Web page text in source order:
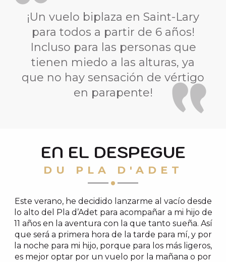
¡Un vuelo biplaza en Saint-Lary
para todos a partir de 6 años!
Incluso para las personas que
tienen miedo a las alturas, ya
que no hay sensación de vértigo
en parapente!
EN EL DESPEGUE
DU PLA D'ADET
Este verano, he decidido lanzarme al vacío desde
lo alto del Pla d’Adet para acompañar a mi hijo de
11 años en la aventura con la que tanto sueña. Así
que será a primera hora de la tarde para mí, y por
la noche para mi hijo, porque para los más ligeros,
es mejor optar por un vuelo por la mañana o por